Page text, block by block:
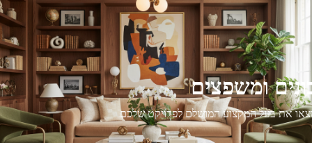
ומשפצים
את בעל המקצוע המושלם לפרויקט שלכם